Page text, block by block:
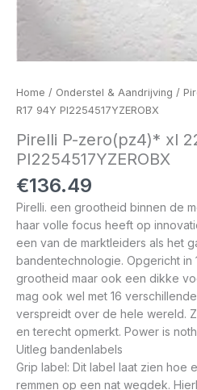
Home / Onderstel & Aandrijving /
R17 94Y PI2254517YZEROBX
Pirelli P-zero(pz4)* xl
PI2254517YZEROBX
€136.49
Pirelli. een grootheid binnen de
haar volle focus heeft op
een van de marktleiders als het
bandentechnologie. Opgericht in
grootheid maar ook een dikke
mag ook wel met 16
verspreidt over de hele wereld.
en terecht opmerkt. Power is
Uitleg bandenlabels
Grip label: Dit label laat zien hoe
remmen op een nat wegdek.